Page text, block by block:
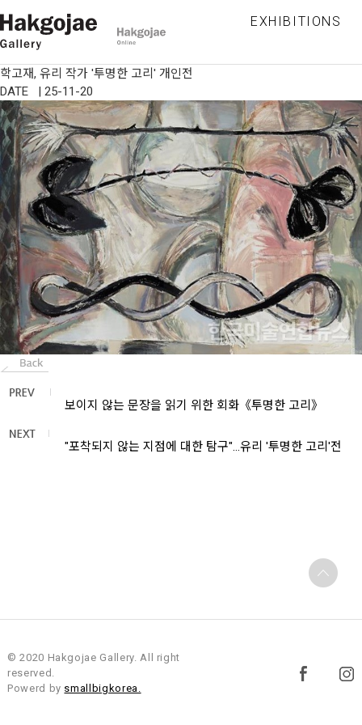
EXHIBITIONS
학고재, 유리 작가 '투명한 고리' 개인전
DATE | 25-11-20
보이지 않는 문장을 읽기 위한 회화《투명한 고리》
"포착되지 않는 지점에 대한 탐구"…유리 '투명한 고리'전
© 2020 Hakgojae Gallery. All right
reserved.
Powerd by smallbigkorea.